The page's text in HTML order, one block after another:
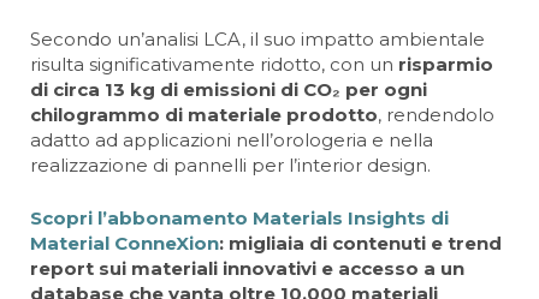
Secondo un’analisi LCA, il suo impatto ambientale
risulta significativamente ridotto, con un risparmio
di circa 13 kg di emissioni di CO₂ per ogni
chilogrammo di materiale prodotto, rendendolo
adatto ad applicazioni nell’orologeria e nella
realizzazione di pannelli per l’interior design.
Scopri l’abbonamento Materials Insights di
Material ConneXion: migliaia di contenuti e trend
report sui materiali innovativi e accesso a un
database che vanta oltre 10.000 materiali